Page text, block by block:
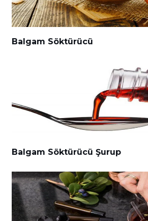
Balgam Söktürücü
Balgam Söktürücü Şurup